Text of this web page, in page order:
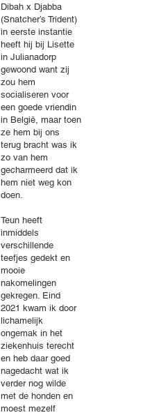
Dibah x Djabba
(Snatcher’s Trident)
in eerste instantie
heeft hij bij Lisette
in Julianadorp
gewoond want zij
zou hem
socialiseren voor
een goede vriendin
in België, maar toen
ze hem bij ons
terug bracht was ik
zo van hem
gecharmeerd dat ik
hem niet weg kon
doen.
Teun heeft
inmiddels
verschillende
teefjes gedekt en
mooie
nakomelingen
gekregen. Eind
2021 kwam ik door
lichamelijk
ongemak in het
ziekenhuis terecht
en heb daar goed
nagedacht wat ik
verder nog wilde
met de honden en
moest mezelf